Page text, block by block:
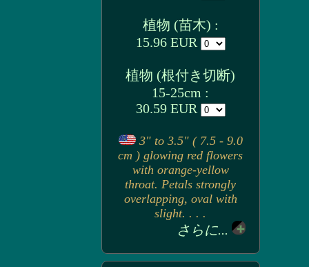
植物 (苗木) :
15.96 EUR
植物 (根付き切断)
15-25cm :
30.59 EUR
3" to 3.5" ( 7.5 - 9.0
cm ) glowing red flowers
with orange-yellow
throat. Petals strongly
overlapping, oval with
slight. . . .
さらに...